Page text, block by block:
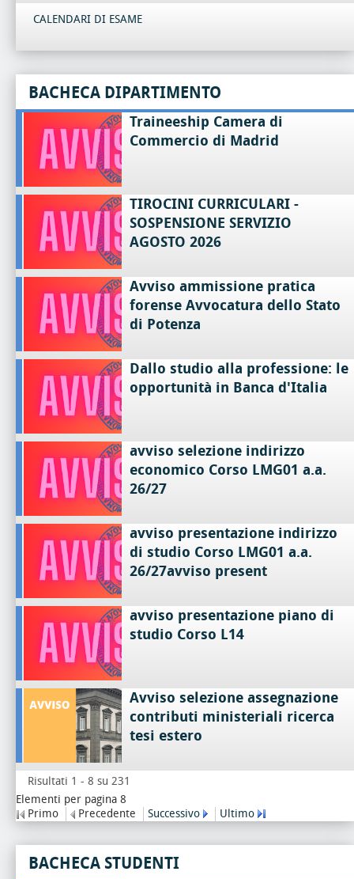
CALENDARI DI ESAME
BACHECA DIPARTIMENTO
Traineeship Camera di
Commercio di Madrid
TIROCINI CURRICULARI -
SOSPENSIONE SERVIZIO
AGOSTO 2026
Avviso ammissione pratica
forense Avvocatura dello Stato
di Potenza
Dallo studio alla professione: le
opportunità in Banca d'Italia
avviso selezione indirizzo
economico Corso LMG01 a.a.
26/27
avviso presentazione indirizzo
di studio Corso LMG01 a.a.
26/27avviso present
avviso presentazione piano di
studio Corso L14
Avviso selezione assegnazione
contributi ministeriali ricerca
tesi estero
Risultati 1 - 8 su 231
Elementi per pagina 8
Primo
Precedente Successivo Ultimo
BACHECA STUDENTI